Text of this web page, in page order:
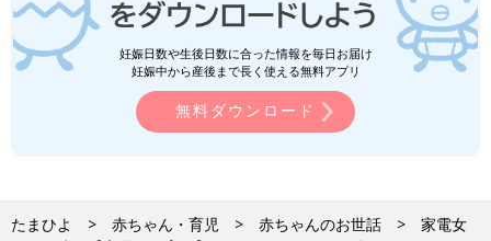
妊娠日数や生後日数に合った情報を毎日お届け
妊娠中から産後まで長く使える無料アプリ
無料ダウンロード
たまひよ 赤ちゃん・育児 赤ちゃんのお世話
家電女